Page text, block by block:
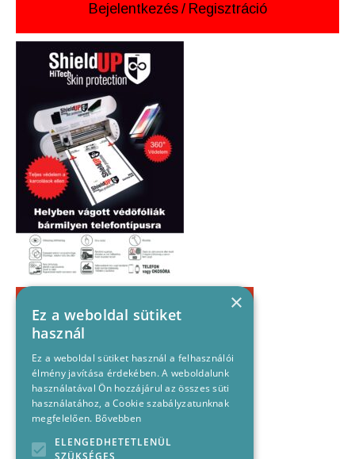
Bejelentkezés / Regisztráció
×
Ez a weboldal sütiket
használ
Ez a weboldal sütiket használ a felhasználói
élmény javítása érdekében. A weboldalunk
használatával Ön hozzájárul az összes süti
használatához, a Cookie szabályzatunknak
megfelelően. Bővebben
ELENGEDHETETLENÜL
SZÜKSÉGES